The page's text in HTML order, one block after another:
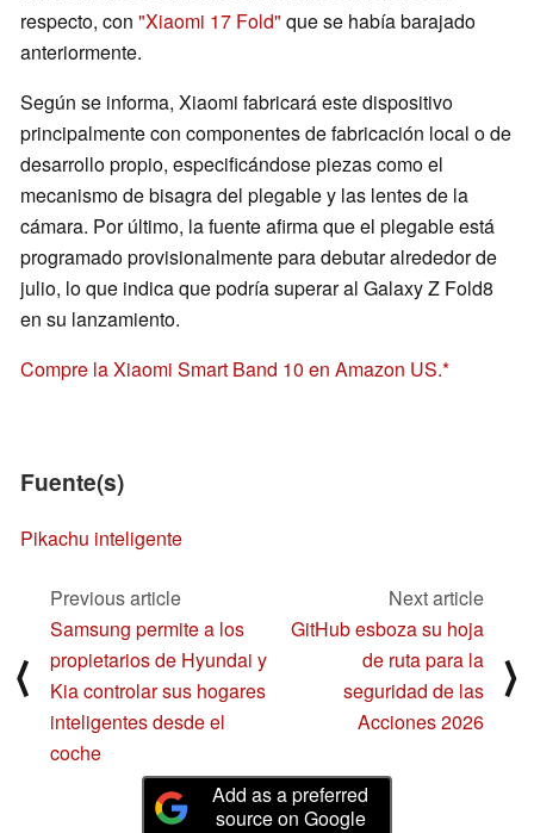
respecto, con "Xiaomi 17 Fold" que se había barajado
anteriormente.
Según se informa, Xiaomi fabricará este dispositivo
principalmente con componentes de fabricación local o de
desarrollo propio, especificándose piezas como el
mecanismo de bisagra del plegable y las lentes de la
cámara. Por último, la fuente afirma que el plegable está
programado provisionalmente para debutar alrededor de
julio, lo que indica que podría superar al Galaxy Z Fold8
en su lanzamiento.
Compre la Xiaomi Smart Band 10 en Amazon US.
Fuente(s)
Pikachu inteligente
⟨
Previous article
Samsung permite a los
propietarios de Hyundai y
Kia controlar sus hogares
inteligentes desde el
coche
Next article
GitHub esboza su hoja
de ruta para la
seguridad de las
Acciones 2026
⟩
Add as a preferred
source on Google